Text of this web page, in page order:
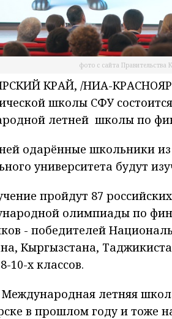
фото с сайта Правительства
КРАЙ, /НИА-
школы СФУ
летней школы по
одарённые школьники
университета будут
пройдут 87
олимпиады по
- победителей
Кыргызстана,
10-х классов.
летняя
в прошлом году и тоже